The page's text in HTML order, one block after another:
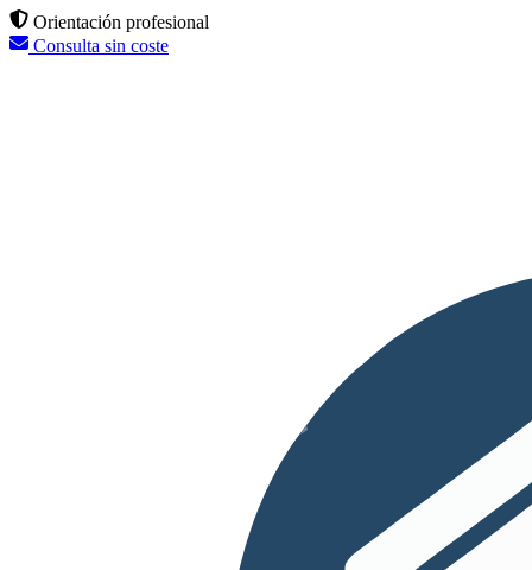
Orientación profesional
Consulta sin coste